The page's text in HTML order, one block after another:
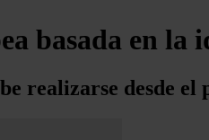
basada en la
realizarse desde